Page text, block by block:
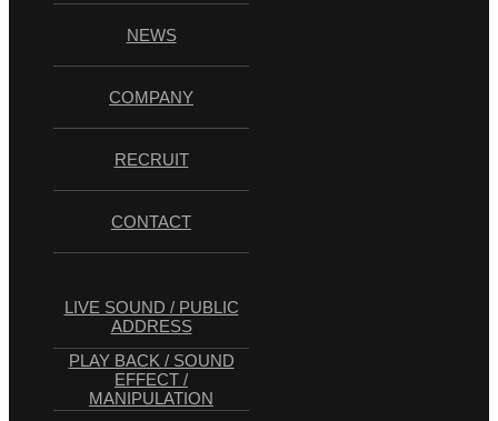
NEWS
COMPANY
RECRUIT
CONTACT
LIVE SOUND / PUBLIC
ADDRESS
PLAY BACK / SOUND
EFFECT /
MANIPULATION